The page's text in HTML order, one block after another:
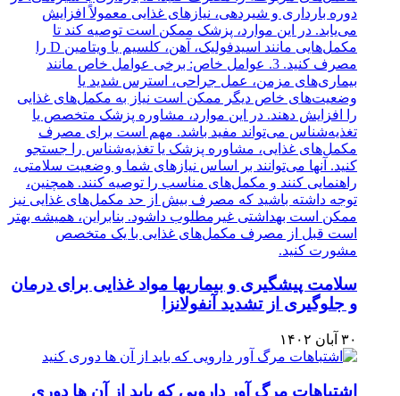
سلامت پیشگیری و بیماریها مواد غذایی برای درمان
و جلوگیری از تشدید آنفولانزا
۳۰ آبان ۱۴۰۲
اشتباهات مرگ آور دارویی که باید از آن ها دوری